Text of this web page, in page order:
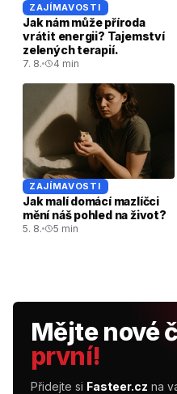
ZAJÍMAVOSTI
Jak nám může příroda
vrátit energii? Tajemství
zelených terapií.
7. 8. 4 min
ZAJÍMAVOSTI
Jak malí domácí mazlíčci
mění náš pohled na život?
5. 8. 5 min
Mějte nové
první!
Přidejte si Fasteer.cz na